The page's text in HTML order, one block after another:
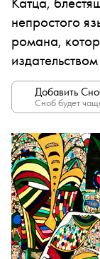
непростого
романа,
Добавить
Сноб будет